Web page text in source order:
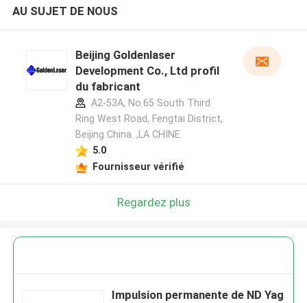
AU SUJET DE NOUS
Beijing Goldenlaser
Development Co., Ltd profil
du fabricant
A2-53A, No.65 South Third
Ring West Road, Fengtai District,
Beijing China. ,LA CHINE
5.0
Fournisseur vérifié
Regardez plus
Impulsion permanente de ND Yag